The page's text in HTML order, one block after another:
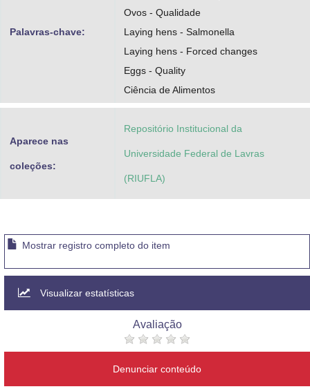
Palavras-chave:
Ovos - Qualidade
Laying hens - Salmonella
Laying hens - Forced changes
Eggs - Quality
Ciência de Alimentos
Aparece nas
coleções:
Repositório Institucional da
Universidade Federal de Lavras
(RIUFLA)
Mostrar registro completo do item
Visualizar estatísticas
Avaliação
Denunciar conteúdo